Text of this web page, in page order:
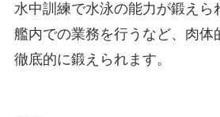
水中訓練で水泳の能力が鍛えら
艦内での業務を行うなど、肉体
徹底的に鍛えられます。